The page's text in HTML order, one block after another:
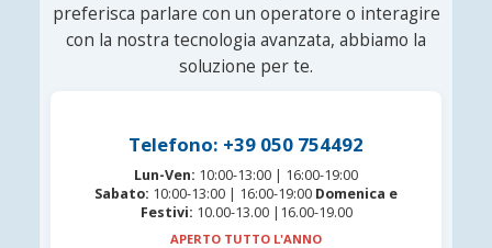
preferisca parlare con un operatore o interagire
con la nostra tecnologia avanzata, abbiamo la
soluzione per te.
Telefono: +39 050 754492
Lun-Ven: 10:00-13:00 | 16:00-19:00
Sabato: 10:00-13:00 | 16:00-19:00 Domenica e
Festivi: 10.00-13.00 |16.00-19.00
APERTO TUTTO L'ANNO